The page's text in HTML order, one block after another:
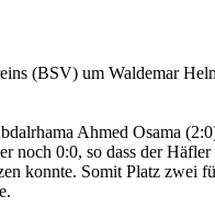
(BSV) um Waldemar
Ahmed Osama
noch 0:0, so dass der
konnte. Somit Platz zwei